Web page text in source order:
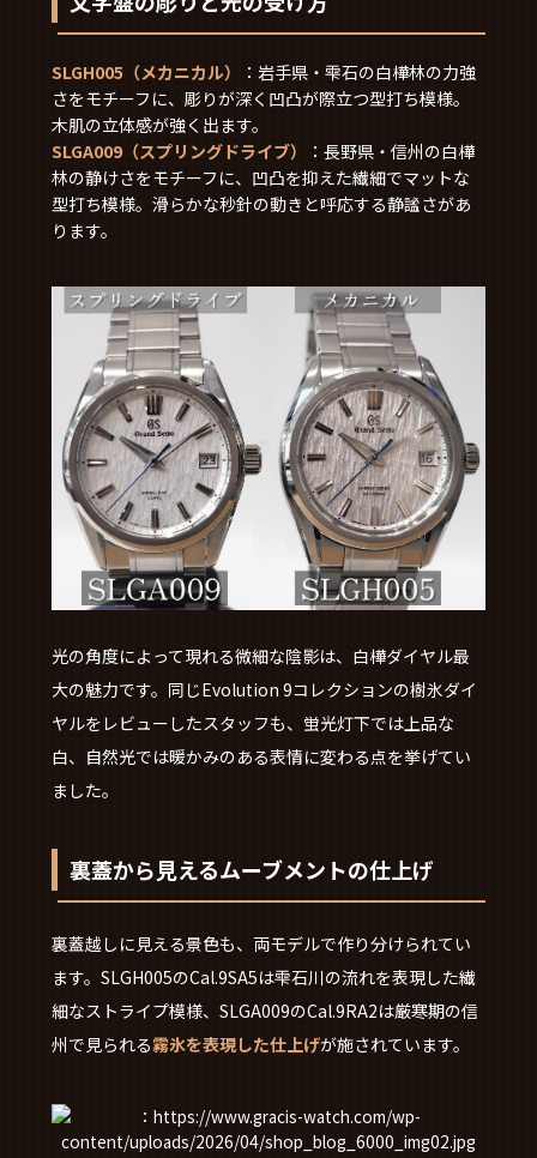
SLGH005（メカニカル）
：岩手県・雫石の白樺林の力強
さをモチーフに、彫りが深く凹凸が際立つ型打ち模様。
木肌の立体感が強く出ます。
SLGA009（スプリングドライブ）
：長野県・信州の白樺
林の静けさをモチーフに、凹凸を抑えた繊細でマットな
型打ち模様。滑らかな秒針の動きと呼応する静謐さがあ
ります。
光の角度によって現れる微細な陰影は、白樺ダイヤル最
大の魅力です。同じEvolution 9コレクションの樹氷ダイ
ヤルをレビューしたスタッフも、蛍光灯下では上品な
白、自然光では暖かみのある表情に変わる点を挙げてい
ました。
裏蓋から見えるムーブメントの仕上げ
裏蓋越しに見える景色も、両モデルで作り分けられてい
ます。SLGH005のCal.9SA5は雫石川の流れを表現した繊
細なストライプ模様、SLGA009のCal.9RA2は厳寒期の信
州で見られる霧氷を表現した仕上げが施されています。